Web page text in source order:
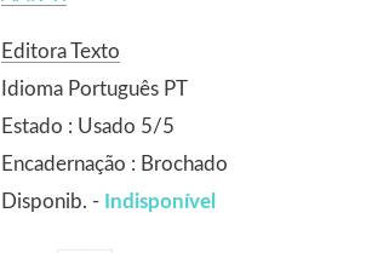
Editora Texto
Idioma Português PT
Estado : Usado 5/5
Encadernação : Brochado
Disponib. - Indisponível